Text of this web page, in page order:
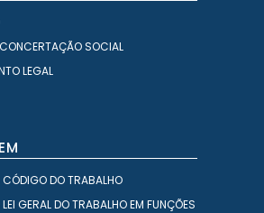
SOCIAL
LEGAL
DO TRABALHO
GERAL DO TRABALHO EM FUNÇÕES